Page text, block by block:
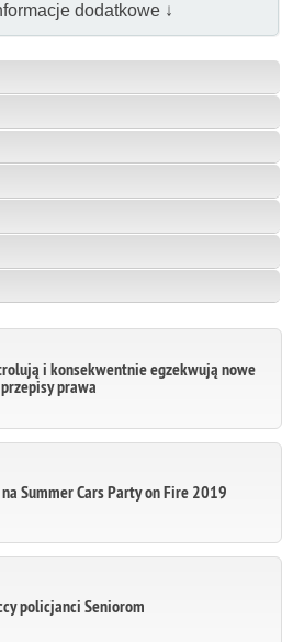
dodatkowe ↓
i konsekwentnie egzekwują nowe
przepisy prawa
Summer Cars Party on Fire 2019
policjanci Seniorom